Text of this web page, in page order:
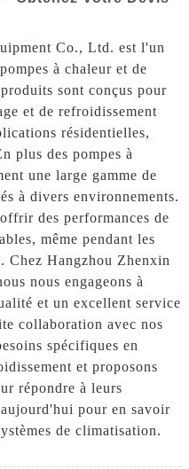
Co., Ltd. est l'un
à chaleur et de
sont conçus pour
et de refroidissement
résidentielles,
plus des pompes à
une large gamme de
à divers environnements.
des performances de
même pendant les
Chez Hangzhou Zhenxin
nous engageons à
et un excellent service
collaboration avec nos
spécifiques en
et proposons
répondre à leurs
pour en savoir
de climatisation.